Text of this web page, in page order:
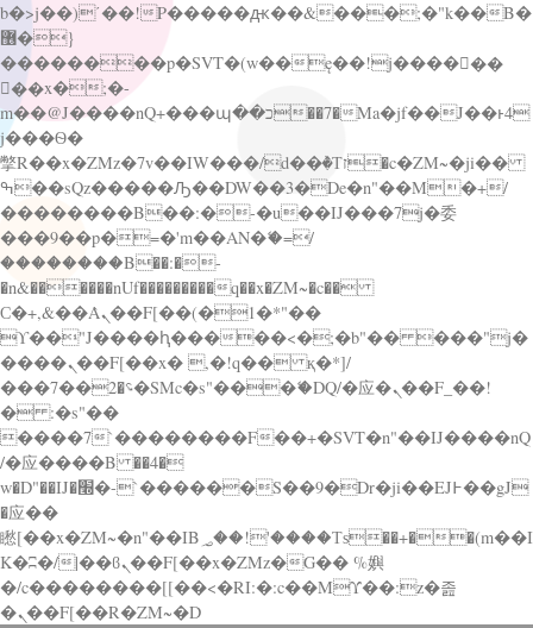
b�>j��)΄��!P�����ԫ��&���;�"k��B�
޶�}
��������p�SVT�(w��ę��!j������
��x�;�-
m��@J����nQ+���պ��כ��7�Ma�jf��J��ͱ4
j���Ѳ�
撆R��x�ZMz�7v��IW���/d��ٞ�Тז�c�ZM~�ji��
ߒ��sQz�����Ԡ��DW��3�De�n"��M�+/
��������B��:�-�u��IJ���7j�委
���9��p�=�'m��AN�ޭ�=/
��������B��:�-
�n&������nUf���������q��x�ZM~�c��
Ϲ�+,&��Ὰܢ��F[��(�1�*"��
ϒ��"J����ԧ�����<�;�b"�� ���"j�
����ܢ��F[��x� ,�!q�� қ�*]/
���؝�2��7�SMc�s"���ޭ�DQ/�应�ܢ��F_��!
� :�s"��
����7`��������F��+�SVT�n"��IJ����nQ
/�应����B ��4�
w�D"��IJ�׭�-`������S��9�Dr�ji��EJ߅��gJ
�应��
矁[��x�ZM~�n"��IB؃��!'����Тѕ��+��(m��I
K�ʭ�/|��ϐܢ��F[��x�ZMz�G�� %嬩
�/c��������[[��<�RI:�:c��MΎ��:z�졾
�ܢ��F[��R�ZM~�D